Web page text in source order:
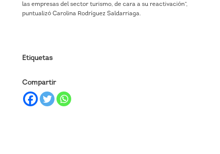
las empresas del sector turismo, de cara a su reactivación”,
puntualizó Carolina Rodríguez Saldarriaga.
Etiquetas
Compartir